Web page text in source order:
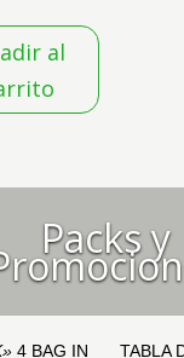
era:
42,00€.
es:
al
Packs y
4 BAG IN TABLA